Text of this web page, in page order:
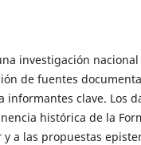
investigación
de fuentes
informantes clave. Los
histórica de la
a las propuestas